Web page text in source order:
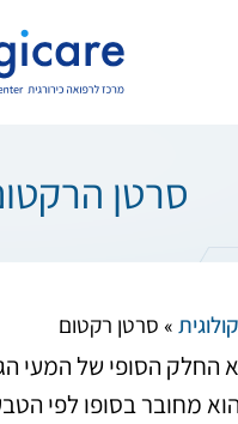
סרטן
» סרטן רקטום
מחובר בסופו לפי